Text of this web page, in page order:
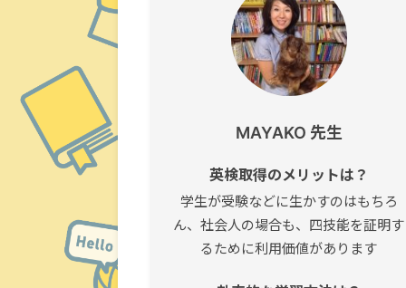
MAYAKO 先生
英検取得のメリットは？
学生が受験などに生かすのはもちろ
ん、社会人の場合も、四技能を証明す
るために利用価値があります